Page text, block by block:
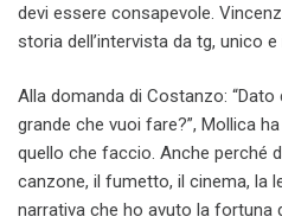
devi essere consapevole.
storia dell’intervista da tg, unico e
Alla domanda di Costanzo:
grande che vuoi fare?”, Mollica
quello che faccio. Anche perché
canzone, il fumetto, il cinema, la
narrativa che ho avuto la fortuna